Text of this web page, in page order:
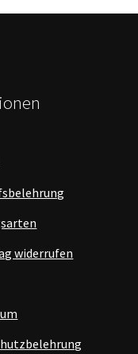
widerrufen